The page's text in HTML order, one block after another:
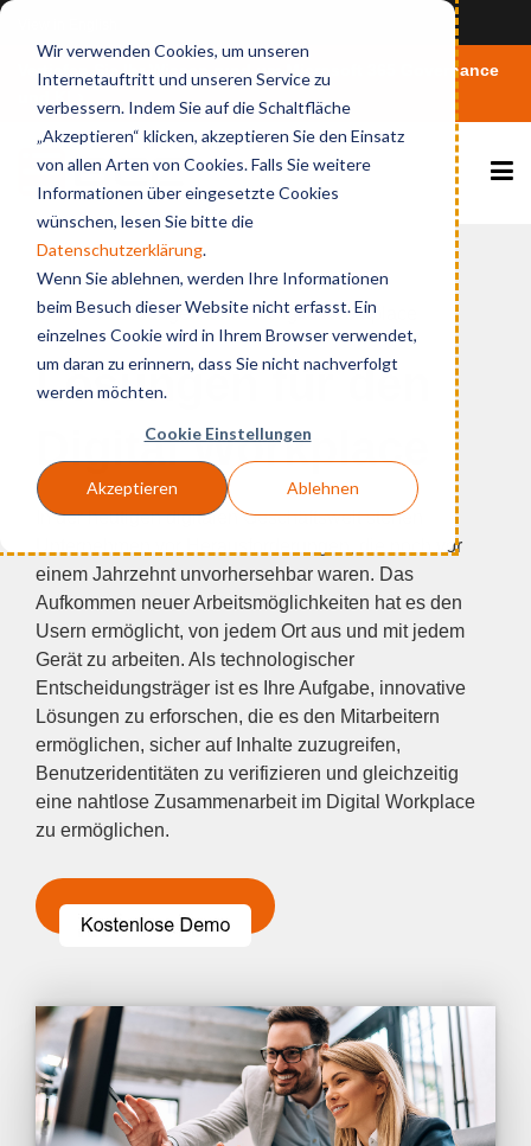
Wir verwenden Cookies, um unseren
Internetauftritt und unseren Service zu
verbessern. Indem Sie auf die Schaltfläche
„Akzeptieren“ klicken, akzeptieren Sie den Einsatz
von allen Arten von Cookies. Falls Sie weitere
Informationen über eingesetzte Cookies
wünschen, lesen Sie bitte die
Datenschutzerklärung.
Wenn Sie ablehnen, werden Ihre Informationen
beim Besuch dieser Website nicht erfasst. Ein
einzelnes Cookie wird in Ihrem Browser verwendet,
um daran zu erinnern, dass Sie nicht nachverfolgt
werden möchten.
Cookie Einstellungen
Akzeptieren Ablehnen
Vertiefen Sie Ihr Wissen rund um Microsoft 365 Governance
Home Lösungen für den Digital Workplace
Lösungen für den
Digital Workplace
In der heutigen digitalen Geschäftswelt stehen
Unternehmen vor Herausforderungen, die noch vor
einem Jahrzehnt unvorhersehbar waren. Das
Aufkommen neuer Arbeitsmöglichkeiten hat es den
Usern ermöglicht, von jedem Ort aus und mit jedem
Gerät zu arbeiten. Als technologischer
Entscheidungsträger ist es Ihre Aufgabe, innovative
Lösungen zu erforschen, die es den Mitarbeitern
ermöglichen, sicher auf Inhalte zuzugreifen,
Benutzeridentitäten zu verifizieren und gleichzeitig
eine nahtlose Zusammenarbeit im Digital Workplace
zu ermöglichen.